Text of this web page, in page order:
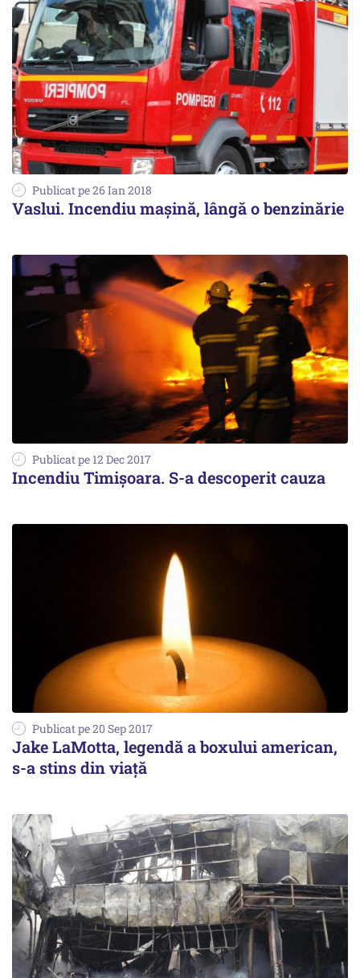
Publicat pe 26 Ian 2018
Vaslui. Incendiu mașină, lângă o benzinărie
Publicat pe 12 Dec 2017
Incendiu Timișoara. S-a descoperit cauza
Publicat pe 20 Sep 2017
Jake LaMotta, legendă a boxului american,
s-a stins din viaţă